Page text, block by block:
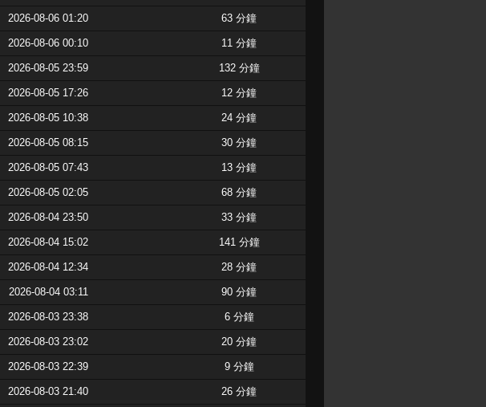
2026-08-06 01:20 63 分鐘
2026-08-06 00:10 11 分鐘
2026-08-05 23:59 132 分鐘
2026-08-05 17:26 12 分鐘
2026-08-05 10:38 24 分鐘
2026-08-05 08:15 30 分鐘
2026-08-05 07:43 13 分鐘
2026-08-05 02:05 68 分鐘
2026-08-04 23:50 33 分鐘
2026-08-04 15:02 141 分鐘
2026-08-04 12:34 28 分鐘
2026-08-04 03:11 90 分鐘
2026-08-03 23:38 6 分鐘
2026-08-03 23:02 20 分鐘
2026-08-03 22:39 9 分鐘
2026-08-03 21:40 26 分鐘